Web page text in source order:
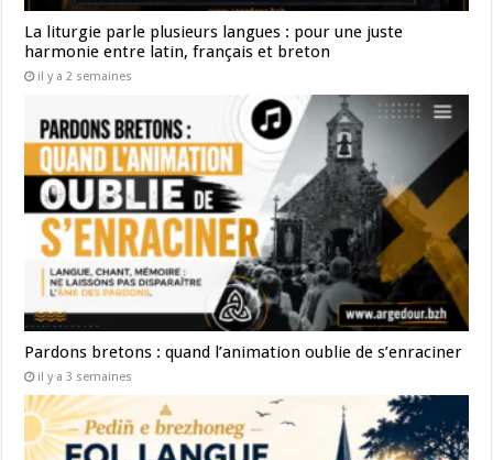
La liturgie parle plusieurs langues : pour une juste
harmonie entre latin, français et breton
il y a 2 semaines
Pardons bretons : quand l’animation oublie de s’enraciner
il y a 3 semaines